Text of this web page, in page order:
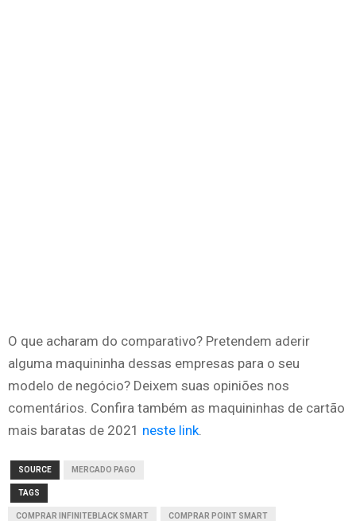
O que acharam do comparativo? Pretendem aderir
alguma maquininha dessas empresas para o seu
modelo de negócio? Deixem suas opiniões nos
comentários. Confira também as maquininhas de cartão
mais baratas de 2021 neste link
SOURCE MERCADO PAGO
TAGS
COMPRAR INFINITEBLACK SMART COMPRAR POINT SMART